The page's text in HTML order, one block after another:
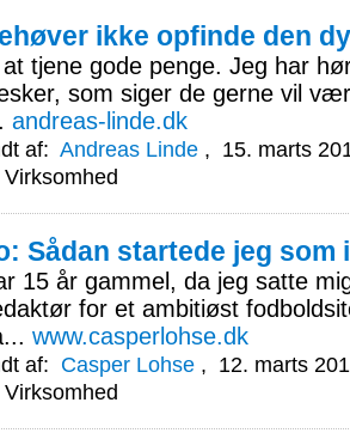
ikke opfinde den
tjene gode penge. Jeg har
som siger de gerne vil
andreas-linde.dk
af: Andreas Linde , 15. marts
Virksomhed
Sådan startede jeg
15 år gammel, da jeg satte
for et ambitiøst
www.casperlohse.dk
af: Casper Lohse , 12. marts
Virksomhed